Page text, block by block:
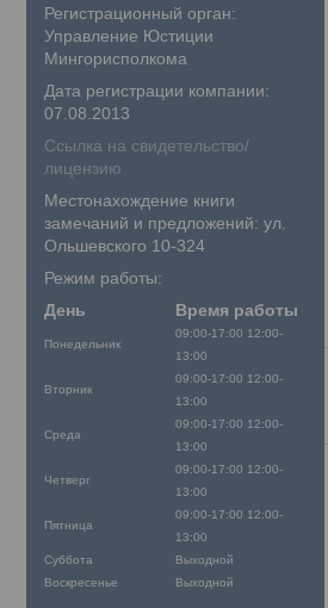
Регистрационный орган:
Управление Юстиции
Мингорисполкома
Дата регистрации компании:
07.08.2013
Ссылка на свидетельство/
лицензию
Местонахождение книги
замечаний и предложений: ул.
Ольшевского 10-324
Режим работы:
День
Время работы
Понедельник
09:00-17:00 12:00-
13:00
Вторник
09:00-17:00 12:00-
13:00
Среда
09:00-17:00 12:00-
13:00
Четверг
09:00-17:00 12:00-
13:00
Пятница
09:00-17:00 12:00-
13:00
Суббота
Выходной
Воскресенье
Выходной